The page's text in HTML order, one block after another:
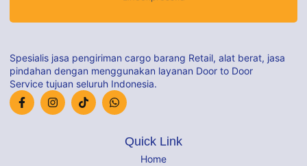
Spesialis jasa pengiriman cargo barang Retail, alat berat, jasa
pindahan dengan menggunakan layanan Door to Door
Service tujuan seluruh Indonesia.
Quick Link
Home